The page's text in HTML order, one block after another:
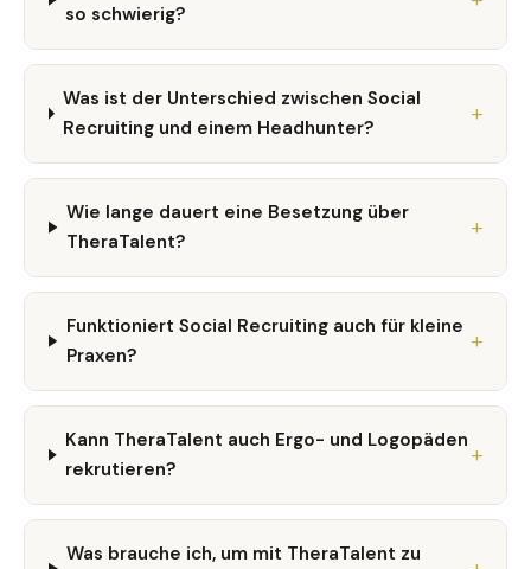
so schwierig?
Was ist der Unterschied zwischen Social
Recruiting und einem Headhunter?
Wie lange dauert eine Besetzung über
TheraTalent?
Funktioniert Social Recruiting auch für kleine
Praxen?
Kann TheraTalent auch Ergo- und Logopäden
rekrutieren?
Was brauche ich, um mit TheraTalent zu